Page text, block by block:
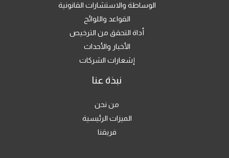
الوساطة والاستشارات القانونية
القواعد واللوائح
أداة التحقق من الترخيص
الأخبار والأحداث
إشعارات الشركات
نبذة عنا
من نحن
الميزات الرئيسية
فريقنا